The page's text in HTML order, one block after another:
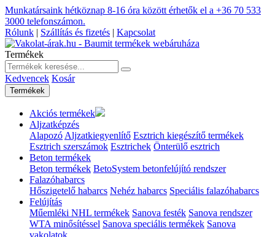
Munkatársaink hétköznap 8-16 óra között érhetők el a +36 70 533
3000 telefonszámon.
Rólunk | Szállítás és fizetés | Kapcsolat
Termékek
Kedvencek Kosár
Termékek
Akciós termékek
Aljzatképzés
Alapozó Aljzatkiegyenlítő Esztrich kiegészítő termékek
Esztrich szerszámok Esztrichek Önterülő esztrich
Beton termékek
Beton termékek BetoSystem betonfelújító rendszer
Falazóhabarcs
Hőszigetelő habarcs Nehéz habarcs Speciális falazóhabarcs
Felújítás
Műemléki NHL termékek Sanova festék Sanova rendszer
WTA minősítéssel Sanova speciális termékek Sanova
vakolatok